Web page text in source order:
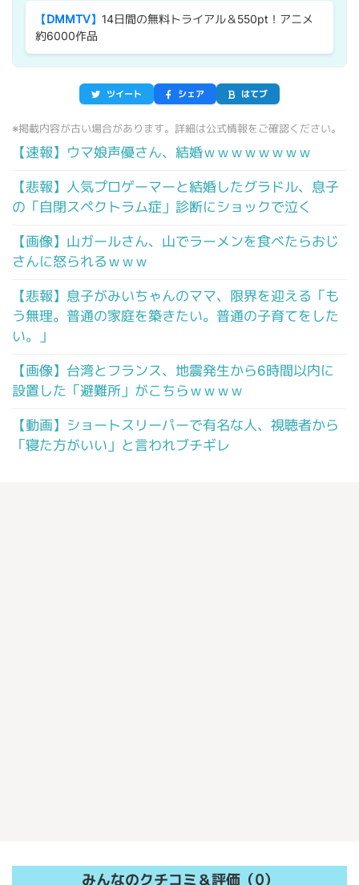
【DMMTV】 14日間の無料トライアル＆550pt！アニメ
約6000作品
ツイート シェア はてブ
※掲載内容が古い場合があります。詳細は公式情報をご確認ください。
【速報】ウマ娘声優さん、結婚ｗｗｗｗｗｗｗｗ
【悲報】人気プロゲーマーと結婚したグラドル、息子
の「自閉スペクトラム症」診断にショックで泣く
【画像】山ガールさん、山でラーメンを食べたらおじ
さんに怒られるｗｗｗ
【悲報】息子がみいちゃんのママ、限界を迎える「も
う無理。普通の家庭を築きたい。普通の子育てをした
い。」
【画像】台湾とフランス、地震発生から6時間以内に
設置した「避難所」がこちらｗｗｗｗ
【動画】ショートスリーパーで有名な人、視聴者から
「寝た方がいい」と言われブチギレ
みんなのクチコミ＆評価（0）